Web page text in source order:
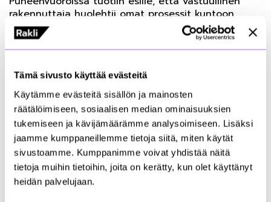
Tämä sivusto käyttää evästeitä
Käytämme evästeitä sisällön ja mainosten
räätälöimiseen, sosiaalisen median ominaisuuksien
tukemiseen ja kävijämäärämme analysoimiseen. Lisäksi
jaamme kumppaneillemme tietoja siitä, miten käytät
sivustoamme. Kumppanimme voivat yhdistää näitä
tietoja muihin tietoihin, joita on kerätty, kun olet käyttänyt
heidän palvelujaan.
rakennuttaja huolehtii omat prosessit kuntoon,
reagoi nopeasti puutteisiin ja laiminlyönteihin,
huolehtii osaamisesta, vastuuttamisesta ja
perehdyttämisestä sekä valvoo, vaatii ja jalkauttaa.
tekee ja keitä työmaalla toimii.
Tapahtuman osallistujat pääsivät myös kuulemaan
Built to Suit -vuokramallista, jossa julkinen tai
yksityinen toimija vuokralaisen roolissa tekee
rakennuttajan tai kiinteistösijoittajan eli
vuokranantajan kanssa sopimuksen joko kokonaan
uuden tai peruskorjattavan kohteen rakentamisesta
tai korjaamisesta vuokraamista varten. Toimikunnan